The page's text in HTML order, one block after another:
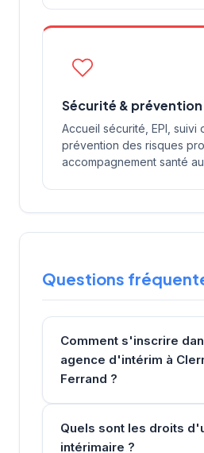
Sécurité & prévention
Accueil sécurité, EPI, suivi
prévention des risques
accompagnement santé
Questions
Comment s'inscrire
agence d'intérim à
Ferrand ?
Quels sont les droits
intérimaire ?